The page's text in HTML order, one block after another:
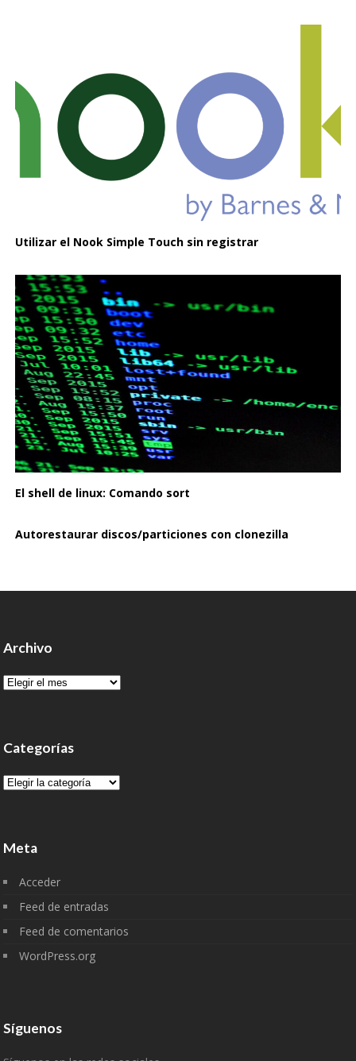
Utilizar el Nook Simple Touch sin registrar
El shell de linux: Comando sort
Autorestaurar discos/particiones con clonezilla
Archivo
Archivo
Categorías
Categorías
Meta
Acceder
Feed de entradas
Feed de comentarios
WordPress.org
Síguenos